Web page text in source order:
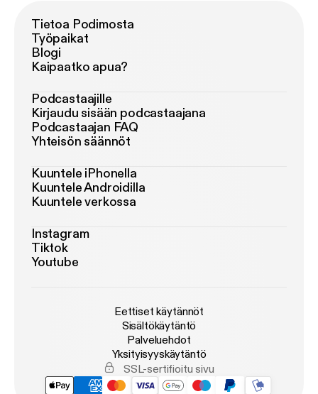
Tietoa Podimosta
Työpaikat
Blogi
Kaipaatko apua?
Podcastaajille
Kirjaudu sisään podcastaajana
Podcastaajan FAQ
Yhteisön säännöt
Kuuntele iPhonella
Kuuntele Androidilla
Kuuntele verkossa
Instagram
Tiktok
Youtube
Eettiset käytännöt
Sisältökäytäntö
Palveluehdot
Yksityisyyskäytäntö
SSL-sertifioitu sivu